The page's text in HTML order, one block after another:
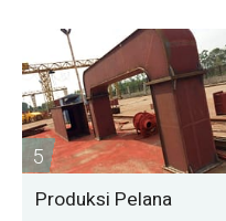
5
Produksi Pelana